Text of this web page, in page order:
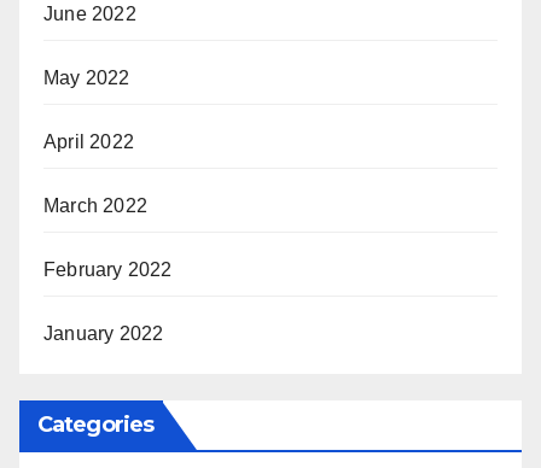
June 2022
May 2022
April 2022
March 2022
February 2022
January 2022
Categories